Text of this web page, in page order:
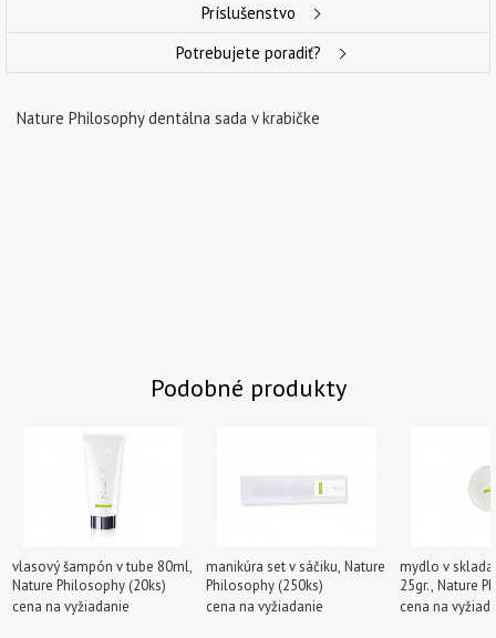
Príslušenstvo
Potrebujete poradiť?
Nature Philosophy dentálna sada v krabičke
Podobné produkty
vlasový šampón v tube 80ml,
Nature Philosophy (20ks)
cena na vyžiadanie
manikúra set v sáčiku, Nature
Philosophy (250ks)
cena na vyžiadanie
mydlo v
25gr., Nature
(250ks)
cena na